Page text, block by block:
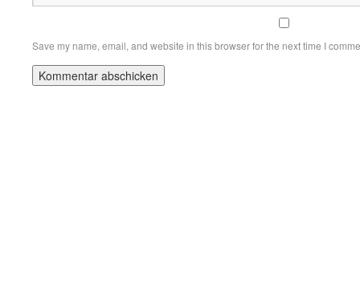
Save my name, email, and website in this browser for the next time I